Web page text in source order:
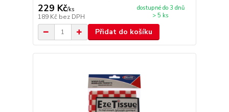
229 Kč/ks
189 Kč bez DPH
dostupné do 3 dnů
> 5 ks
Přidat do košíku